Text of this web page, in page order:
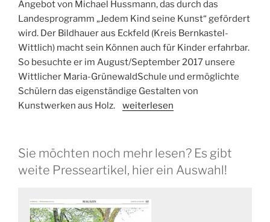
Angebot von Michael Hussmann, das durch das
Landesprogramm „Jedem Kind seine Kunst“ gefördert
wird. Der Bildhauer aus Eckfeld (Kreis Bernkastel-
Wittlich) macht sein Können auch für Kinder erfahrbar.
So besuchte er im August/September 2017 unsere
Wittlicher Maria-GrünewaldSchule und ermöglichte
Schülern das eigenständige Gestalten von
Kunstwerken aus Holz. weiterlesen
Sie möchten noch mehr lesen? Es gibt
weite Presseartikel, hier ein Auswahl!